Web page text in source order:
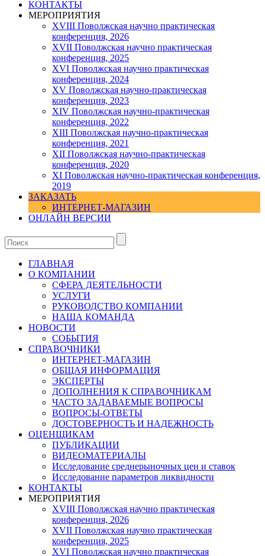
КОНТАКТЫ
МЕРОПРИЯТИЯ
XVIII Поволжская научно практическая
конференция, 2026
XVII Поволжская научно практическая
конференция, 2025
XVI Поволжская научно практическая
конференция, 2024
ХV Поволжская научно-практическая
конференция, 2023
ХIV Поволжская научно-практическая
конференция, 2022
ХIII Поволжская научно-практическая
конференция, 2021
ХII Поволжская научно-практическая
конференция, 2020
XI Поволжская научно-практическая конференция,
2019
ЗАКАЗАТЬ
ИНТЕРНЕТ-МАГАЗИН
ОНЛАЙН ВЕРСИИ
ГЛАВНАЯ
О КОМПАНИИ
СФЕРА ДЕЯТЕЛЬНОСТИ
УСЛУГИ
РУКОВОДСТВО КОМПАНИИ
НАША КОМАНДА
НОВОСТИ
СОБЫТИЯ
СПРАВОЧНИКИ
ИНТЕРНЕТ-МАГАЗИН
ОБЩАЯ ИНФОРМАЦИЯ
ЭКСПЕРТЫ
ДОПОЛНЕНИЯ К СПРАВОЧНИКАМ
ЧАСТО ЗАДАВАЕМЫЕ ВОПРОСЫ
ВОПРОСЫ-ОТВЕТЫ
ДОСТОВЕРНОСТЬ И НАДЕЖНОСТЬ
ОЦЕНЩИКАМ
ПУБЛИКАЦИИ
ВИДЕОМАТЕРИАЛЫ
Исследование среднерыночных цен и ставок
Исследование параметров ликвидности
КОНТАКТЫ
МЕРОПРИЯТИЯ
XVIII Поволжская научно практическая
конференция, 2026
XVII Поволжская научно практическая
конференция, 2025
XVI Поволжская научно практическая